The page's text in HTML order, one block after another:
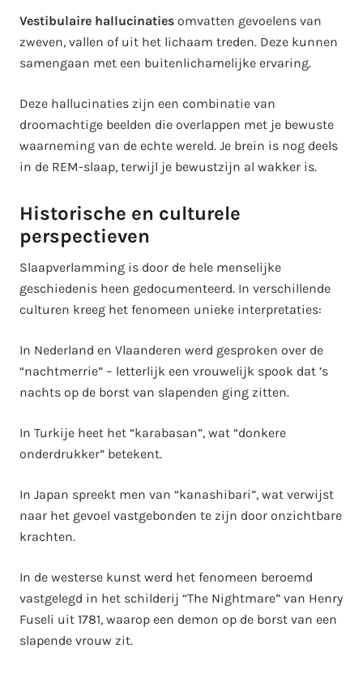
Vestibulaire hallucinaties omvatten gevoelens van
zweven, vallen of uit het lichaam treden. Deze kunnen
samengaan met een buitenlichamelijke ervaring.
Deze hallucinaties zijn een combinatie van
droomachtige beelden die overlappen met je bewuste
waarneming van de echte wereld. Je brein is nog deels
in de REM-slaap, terwijl je bewustzijn al wakker is.
Historische en culturele
perspectieven
Slaapverlamming is door de hele menselijke
geschiedenis heen gedocumenteerd. In verschillende
culturen kreeg het fenomeen unieke interpretaties:
In Nederland en Vlaanderen werd gesproken over de
“nachtmerrie” – letterlijk een vrouwelijk spook dat ’s
nachts op de borst van slapenden ging zitten.
In Turkije heet het “karabasan”, wat “donkere
onderdrukker” betekent.
In Japan spreekt men van “kanashibari”, wat verwijst
naar het gevoel vastgebonden te zijn door onzichtbare
krachten.
In de westerse kunst werd het fenomeen beroemd
vastgelegd in het schilderij “The Nightmare” van Henry
Fuseli uit 1781, waarop een demon op de borst van een
slapende vrouw zit.